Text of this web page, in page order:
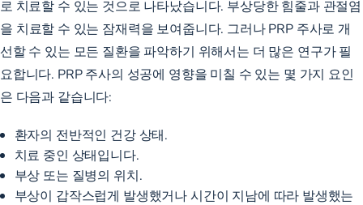
로 치료할 수 있는 것으로 나타났습니다. 부상당한힘줄과 관절염
을 치료할 수 있는 잠재력을 보여줍니다. 그러나 PRP 주사로 개
선할 수 있는 모든 질환을 파악하기 위해서는 더 많은 연구가 필
요합니다. PRP 주사의 성공에 영향을 미칠 수 있는 몇 가지 요인
은 다음과 같습니다:
환자의 전반적인 건강 상태.
치료 중인 상태입니다.
부상 또는 질병의 위치.
부상이 갑작스럽게 발생했거나 시간이 지남에 따라 발생했는